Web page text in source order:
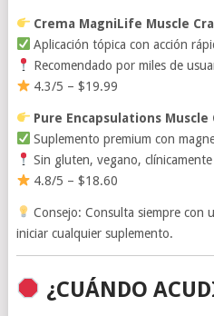
Crema MagniLife Muscle
Aplicación tópica con acción
Recomendado por miles de
4.3/5 – $19.99
Pure Encapsulations Muscle
Suplemento premium con
Sin gluten, vegano,
4.8/5 – $18.60
Consejo: Consulta siempre con
iniciar cualquier suplemento.
¿CUÁNDO